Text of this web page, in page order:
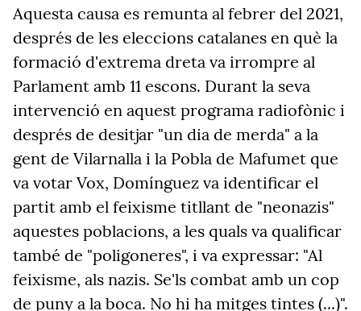
Aquesta causa es remunta al febrer del 2021,
després de les eleccions catalanes en què la
formació d'extrema dreta va irrompre al
Parlament amb 11 escons. Durant la seva
intervenció en aquest programa radiofònic i
després de desitjar "un dia de merda" a la
gent de Vilarnalla i la Pobla de Mafumet que
va votar Vox, Domínguez va identificar el
partit amb el feixisme titllant de "neonazis"
aquestes poblacions, a les quals va qualificar
també de "poligoneres", i va expressar: "Al
feixisme, als nazis. Se'ls combat amb un cop
de puny a la boca. No hi ha mitges tintes (...)".